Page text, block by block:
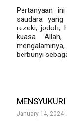
Pertanyaan
saudara yang
rezeki, jodoh,
kuasa
berbunyi
January 14, 2024